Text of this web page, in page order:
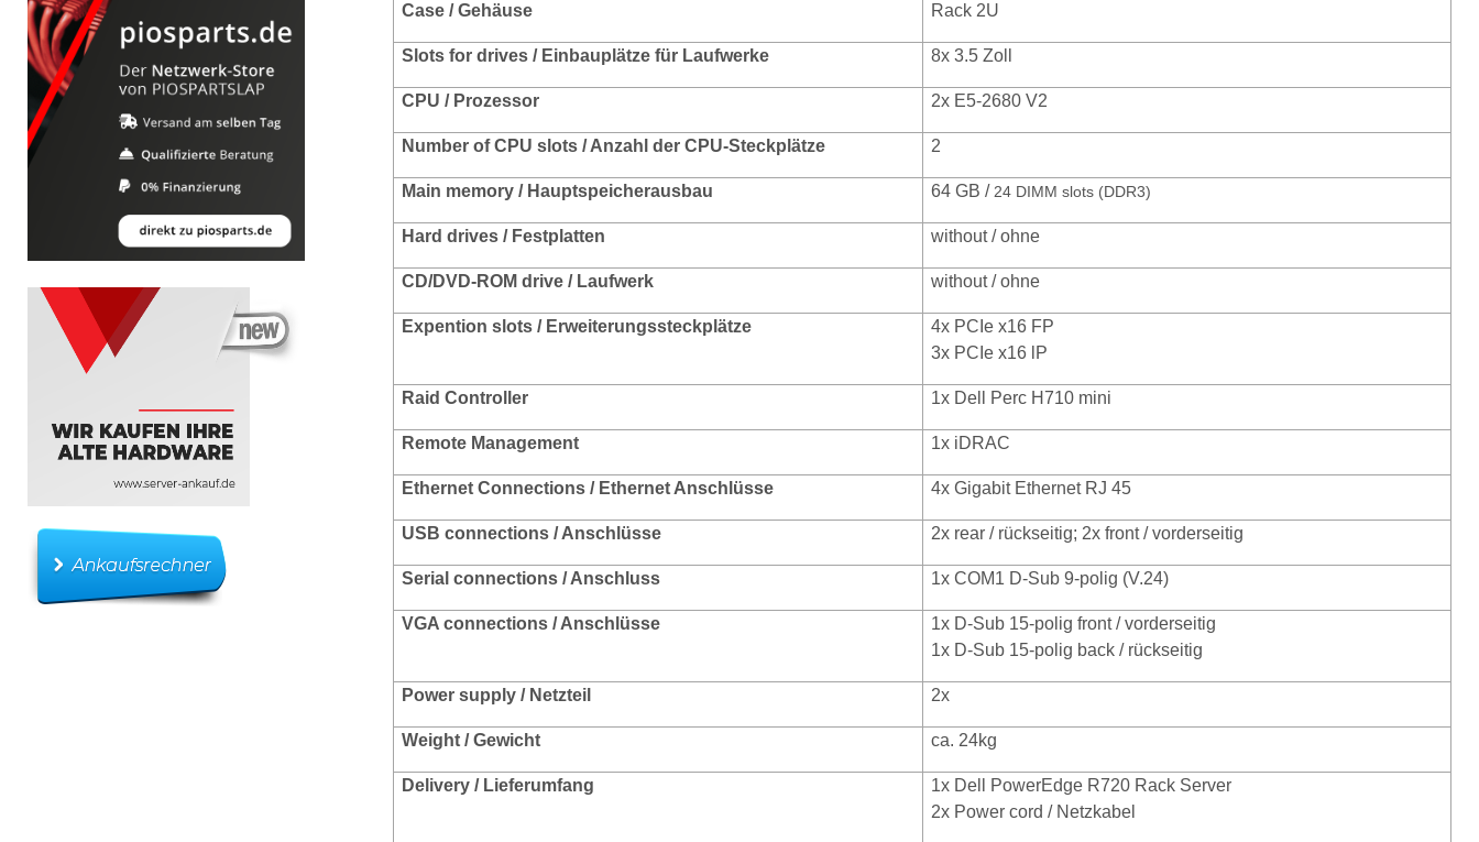
Case / Gehäuse Rack 2U
Slots for drives / Einbauplätze für Laufwerke 8x 3.5 Zoll
CPU / Prozessor 2x E5-2680 V2
Number of CPU slots / Anzahl der CPU-Steckplätze 2
Main memory / Hauptspeicherausbau 64 GB /24 DIMM slots (DDR3)
Hard drives / Festplatten without / ohne
CD/DVD-ROM drive / Laufwerk without / ohne
Expention slots / Erweiterungssteckplätze
4x PCIe x16 FP
3x PCIe x16 lP
Raid Controller 1x Dell Perc H710 mini
Remote Management 1x iDRAC
Ethernet Connections / Ethernet Anschlüsse 4x Gigabit Ethernet RJ 45
USB connections / Anschlüsse 2x rear / rückseitig; 2x front / vorderseitig
Serial connections / Anschluss 1x COM1 D-Sub 9-polig (V.24)
VGA connections / Anschlüsse
1x D-Sub 15-polig front / vorderseitig
1x D-Sub 15-polig back / rückseitig
Power supply / Netzteil 2x
Weight / Gewicht ca. 24kg
Delivery / Lieferumfang
1x Dell PowerEdge R720 Rack Server
2x Power cord / Netzkabel